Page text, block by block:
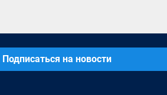
Подписаться на новости